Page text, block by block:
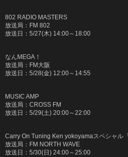
802 RADIO MASTERS
放送局： FM 802
放送日： 5/27(木) 14:00～ 18:00
なん MEGA ！
放送局： FM 大阪
放送日： 5/28(金) 12:00～ 14:55
MUSIC AMP
放送局： CROSS FM
放送日： 5/29(土) 20:00～22:00
Carry On Tuning Ken yokoyamaスペシャル「
放送局： FM NORTH WAVE
放送日： 5/30(日 ) 24:00～25:00